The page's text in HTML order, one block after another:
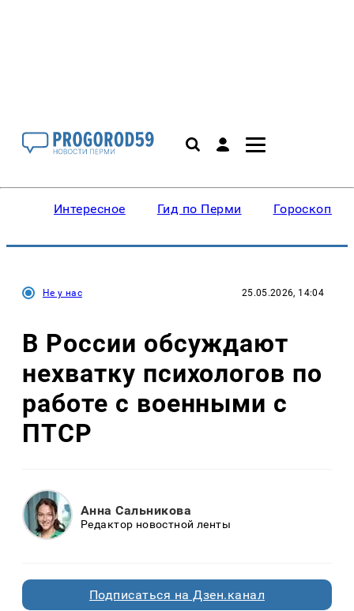
Интересное Гид по Перми Гороскопы
Не у нас 25.05.2026, 14:04
В России обсуждают
нехватку психологов по
работе с военными с
ПТСР
Анна Сальникова
Редактор новостной ленты
Подписаться на Дзен.канал